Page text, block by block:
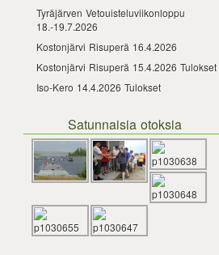
Tyräjärven Vetouisteluviikonloppu
18.-19.7.2026
Kostonjärvi Risuperä 16.4.2026
Kostonjärvi Risuperä 15.4.2026 Tulokset
Iso-Kero 14.4.2026 Tulokset
Satunnaisia otoksia